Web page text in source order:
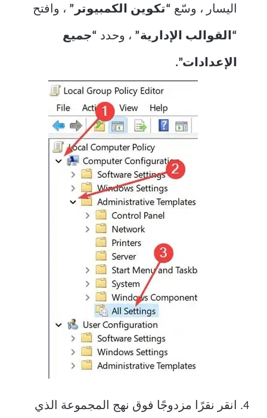
اليسار ، وسّع “تكوين الكمبيوتر” ، وافتح
“القوالب الإدارية” ، وحدد “جميع
الإعدادات”.
انقر نقرًا مزدوجًا فوق نهج المجموعة الذي